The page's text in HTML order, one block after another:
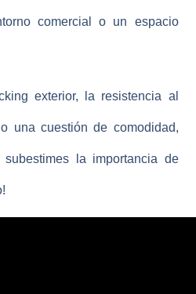
comercial o un espacio
exterior, la resistencia al
una cuestión de comodidad,
subestimes la importancia de